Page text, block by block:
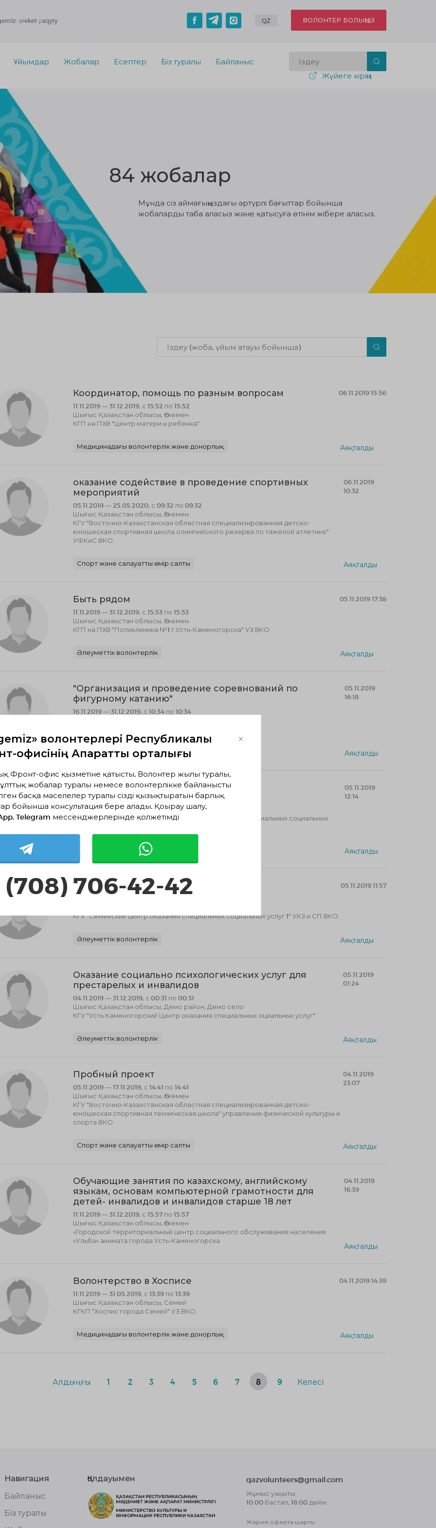
áreket ýaqyty QZ ВОЛОНТЕР БОЛЫҢЫЗ
Ұйымдар Жобалар Есептер Біз туралы
Байланыс
Жүйеге кіріңіз
84 жобалар
Мұнда сіз аймағыңыздағы әртүрлі бағыттар бойынша
жобаларды таба аласыз және қатысуға өтінім жібере аласыз.
Координатор, помощь по разным вопросам
11.11.2019 — 31.12.2019, с 15:52 по 15:52
Шығыс Қазақстан облысы, Өскемен
КГП на ПХВ "Центр матери и ребенка"
Медицинадағы волонтерлік және донорлық
06.11.2019 15:56
Аяқталды
оказание содействие в проведение спортивных
мероприятий
05.11.2019 — 25.05.2020, с 09:32 по 09:32
Шығыс Қазақстан облысы, Өскемен
КГУ "Восточно-Казахстанская областная специализированная детско-
юношеская спортивная школа олимпийского резерва по тяжёлой атлетике"
УФКиС ВКО
Спорт және салауатты өмір салты
06.11.2019
10:32
Аяқталды
Быть рядом
11.11.2019 — 31.12.2019, с 15:53 по 15:53
Шығыс Қазақстан облысы, Өскемен
КГП на ПХВ "Поликлиника №1 г.Усть-Каменогорска" УЗ ВКО
Әлеуметтік волонтерлік
05.11.2019 17:38
Аяқталды
"Организация и проведение соревнований по
фигурному катанию"
16.11.2019 — 31.12.2019, с 10:34 по 10:34
Спорт және салауатты өмір салты
05.11.2019
16:18
Аяқталды
досуговая деятельность с детьми
04.11.2019 — 04.11.2020, с 11:14 по 11:14
Шығыс Қазақстан облысы, Өскемен
КГУ " Усть-Каменогорский детский Центр оказания специальных социальных
Әлеуметтік волонтерлік
05.11.2019
12:14
Аяқталды
Социальная работа
КГУ "Семейский центр оказания специальных социальных услуг 1" УКЗ и СП ВКО
Әлеуметтік волонтерлік
05.11.2019 11:57
Аяқталды
Оказание социально психологических услуг для
престарелых и инвалидов
04.11.2019 — 31.12.2019, с 00:31 по 00:31
Шығыс Қазақстан облысы, Демо район, Демо село
КГУ "Усть Каменогорский Центр оказания специальных оциальных услуг"
Әлеуметтік волонтерлік
05.11.2019
01:24
Аяқталды
Пробный проект
05.11.2019 — 17.11.2019, с 14:41 по 14:41
Шығыс Қазақстан облысы, Өскемен
КГУ "Восточно-Казахстанская областная специализированная детско-
юношеская спортивная техническая школа" управления физической культуры и
спорта ВКО
Спорт және салауатты өмір салты
04.11.2019
23:07
Аяқталды
Обучающие занятия по казахскому, английскому
языкам, основам компьютерной грамотности для
детей- инвалидов и инвалидов старше 18 лет
11.11.2019 — 31.12.2019, с 15:57 по 15:57
Шығыс Қазақстан облысы, Өскемен
«Городской территориальный центр социального обслуживания населения
«Ульба» акимата города Усть-Каменогорска
04.11.2019
16:39
Аяқталды
Волонтерство в Хосписе
11.11.2019 — 31.05.2019, с 13:39 по 13:39
Шығыс Қазақстан облысы, Семей
КГКП "Хоспис города Семей" УЗ ВКО
Медицинадағы волонтерлік және донорлық
04.11.2019 14:39
Аяқталды
Алдыңғы 1 2 3 4 5 6 7 8 9 Келесі
Навигация
Байланыс
Біз туралы
Қолдауымен qazvolunteers@gmail.com
Жұмыс уақыты
10:00 бастап, 18:00 дейін
Жария оферта шарты
волонтерлері Республикалық
офисінің Ақпараттық орталығы
×
Фронт-офис қызметіне қатысты, Волонтер жылы туралы,
жобалар туралы немесе волонтерлікке байланысты
басқа мәселелер туралы сізді қызықтыратын барлық
бойынша консультация бере алады. Қоңырау шалу,
Telegram мессенджерлерінде қолжетімді
(708) 706-42-42